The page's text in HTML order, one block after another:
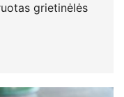
grietinėlės